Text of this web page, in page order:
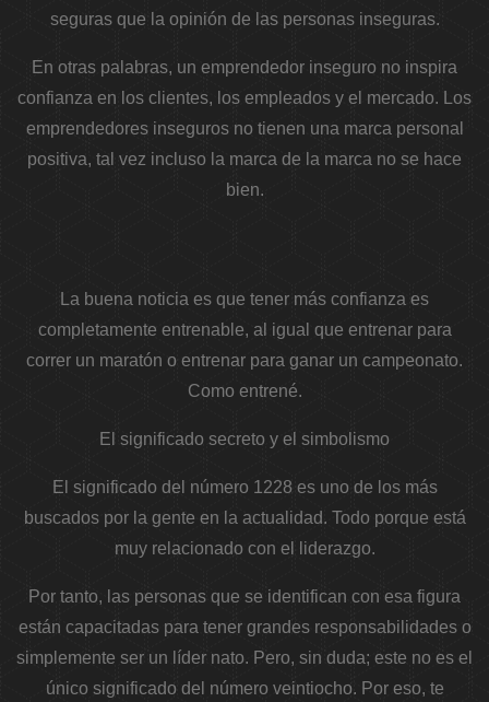
seguras que la opinión de las personas inseguras.
En otras palabras, un emprendedor inseguro no inspira
confianza en los clientes, los empleados y el mercado. Los
emprendedores inseguros no tienen una marca personal
positiva, tal vez incluso la marca de la marca no se hace
bien.
La buena noticia es que tener más confianza es
completamente entrenable, al igual que entrenar para
correr un maratón o entrenar para ganar un campeonato.
Como entrené.
El significado secreto y el simbolismo
El significado del número 1228 es uno de los más
buscados por la gente en la actualidad. Todo porque está
muy relacionado con el liderazgo.
Por tanto, las personas que se identifican con esa figura
están capacitadas para tener grandes responsabilidades o
simplemente ser un líder nato. Pero, sin duda; este no es el
único significado del número veintiocho. Por eso, te